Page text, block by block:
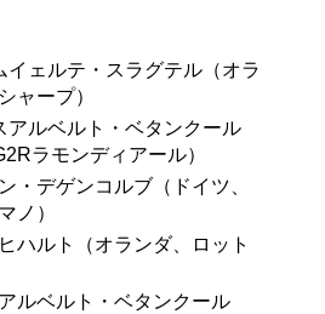
イェルテ・スラグテル（オラ
ャープ）
アルベルト・ベタンクール
ラモンディアール）
・デゲンコルブ（ドイツ、
ノ）
ハルト（オランダ、ロット
ルベルト・ベタンクール